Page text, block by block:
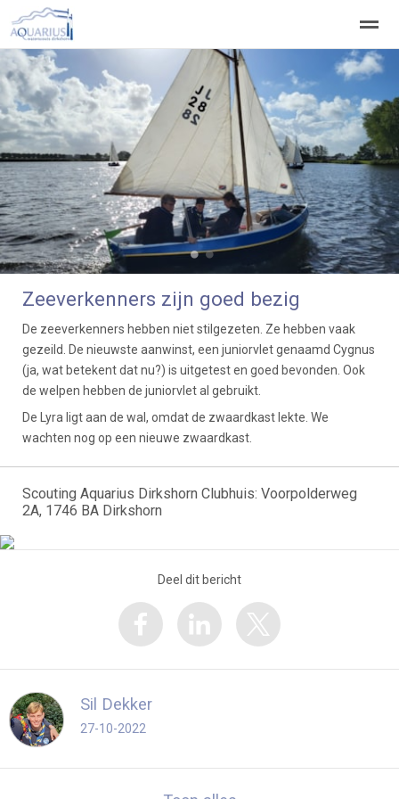
Welkom Welpen Zeeverkenners Wilde vaart
Home Zoeken Vacatures
● ●
Zeeverkenners zijn goed bezig
De zeeverkenners hebben niet stilgezeten. Ze hebben vaak
gezeild. De nieuwste aanwinst, een juniorvlet genaamd Cygnus
(ja, wat betekent dat nu?) is uitgetest en goed bevonden. Ook
de welpen hebben de juniorvlet al gebruikt.
De Lyra ligt aan de wal, omdat de zwaardkast lekte. We
wachten nog op een nieuwe zwaardkast.
Scouting Aquarius Dirkshorn Clubhuis: Voorpolderweg
2A, 1746 BA Dirkshorn
Deel dit bericht
Sil Dekker
27-10-2022